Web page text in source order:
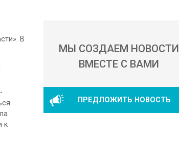
В
к
МЫ СОЗДАЕМ НОВОСТИ
ВМЕСТЕ С ВАМИ
ПРЕДЛОЖИТЬ НОВОСТЬ